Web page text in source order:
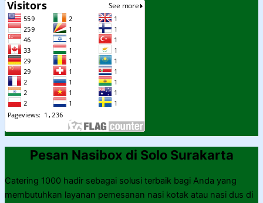
Pesan Nasibox di Solo Surakarta
Catering 1000 hadir sebagai solusi terbaik bagi Anda yang
membutuhkan layanan pemesanan nasi kotak atau nasi dus di